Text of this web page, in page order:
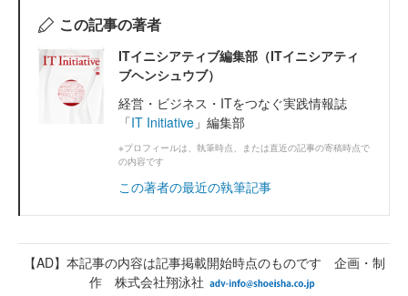
この記事の著者
ITイニシアティブ編集部（ITイニシアティ
ブヘンシュウブ）
経営・ビジネス・ITをつなぐ実践情報誌
「IT Initiative 」編集部
※プロフィールは、執筆時点、または直近の記事の寄稿時点で
の内容です
この著者の最近の執筆記事
【AD】本記事の内容は記事掲載開始時点のものです 企画・制
作 株式会社翔泳社